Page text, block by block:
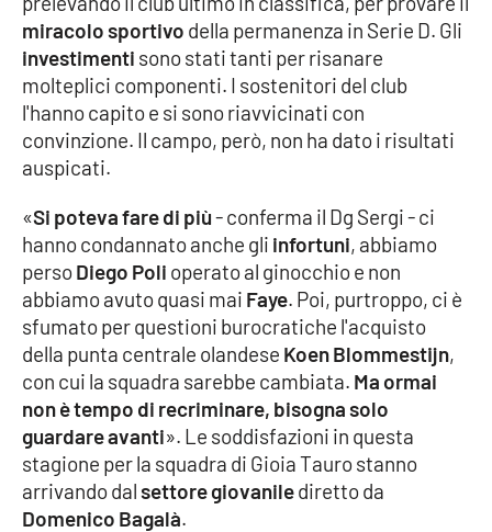
EDIZIONI
LOCALI
Catanzaro
Vibo Valentia
Reggio Calabria
Cosenza
Lamezia Terme
PROGETTI
SPECIALI
miracolo sportivo della permanenza in Serie D. Gli
investimenti sono stati tanti per risanare
molteplici componenti. I sostenitori del club
l'hanno capito e si sono riavvicinati con
convinzione. Il campo, però, non ha dato i risultati
auspicati.
«Si poteva fare di più- conferma il Dg Sergi - ci
hanno condannato anche gli infortuni, abbiamo
persoDiego Poli operato al ginocchio e non
abbiamo avuto quasi mai Faye. Poi, purtroppo, ci è
sfumato per questioni burocratiche l'acquisto
della punta centrale olandese Koen Blommestijn,
con cui la squadra sarebbe cambiata. Ma ormai
non è tempo di recriminare, bisogna solo
guardare avanti». Le soddisfazioni in questa
stagione per la squadra di Gioia Tauro stanno
arrivando dalsettore giovanilediretto da
Domenico Bagalà.